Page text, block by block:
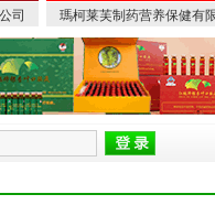
司 瑪柯莱芙制药营养保健有